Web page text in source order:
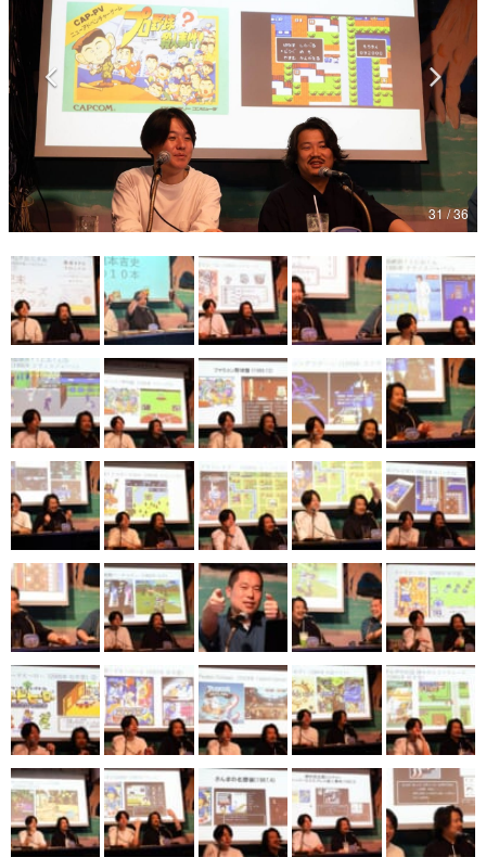
ゲームが変えた日本語
「経験値」「裏技」「ラスボス」… ゲームにまつわる言葉
の起源や用法の変遷を、コンピューター文化史研究家・タ
イニーP氏が徹底調査。
カテゴリ
マンガ
アプリレビュー
その他
電ファミニコゲーマーとは？
運営：株式会社マレ
31 / 36